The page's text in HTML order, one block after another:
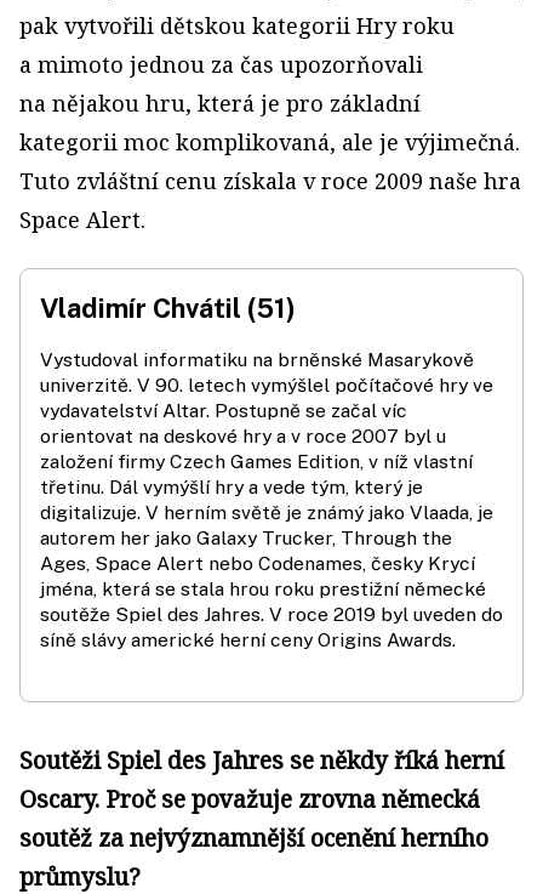
pak vytvořili dětskou kategorii Hry roku
a mimoto jednou za čas upozorňovali
na nějakou hru, která je pro základní
kategorii moc komplikovaná, ale je výjimečná.
Tuto zvláštní cenu získala v roce 2009 naše hra
Space Alert.
Vladimír Chvátil (51)
Vystudoval informatiku na brněnské Masarykově
univerzitě. V 90. letech vymýšlel počítačové hry ve
vydavatelství Altar. Postupně se začal víc
orientovat na deskové hry a v roce 2007 byl u
založení firmy Czech Games Edition, v níž vlastní
třetinu. Dál vymýšlí hry a vede tým, který je
digitalizuje. V herním světě je známý jako Vlaada, je
autorem her jako Galaxy Trucker, Through the
Ages, Space Alert nebo Codenames, česky Krycí
jména, která se stala hrou roku prestižní německé
soutěže Spiel des Jahres. V roce 2019 byl uveden do
síně slávy americké herní ceny Origins Awards.
Soutěži Spiel des Jahres se někdy říká herní
Oscary. Proč se považuje zrovna německá
soutěž za nejvýznamnější ocenění herního
průmyslu?